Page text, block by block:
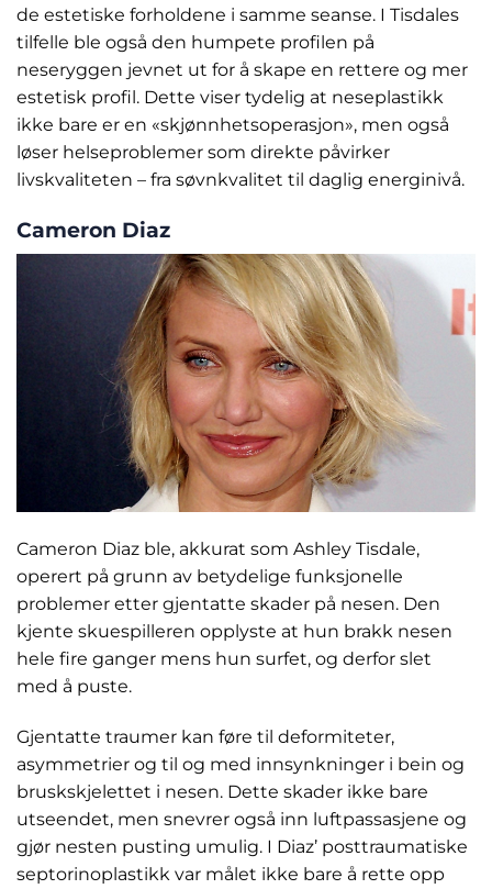
de estetiske forholdene i samme seanse. I Tisdales
tilfelle ble også den humpete profilen på
neseryggen jevnet ut for å skape en rettere og mer
estetisk profil. Dette viser tydelig at neseplastikk
ikke bare er en «skjønnhetsoperasjon», men også
løser helseproblemer som direkte påvirker
livskvaliteten – fra søvnkvalitet til daglig energinivå.
Cameron Diaz
Cameron Diaz ble, akkurat som Ashley Tisdale,
operert på grunn av betydelige funksjonelle
problemer etter gjentatte skader på nesen. Den
kjente skuespilleren opplyste at hun brakk nesen
hele fire ganger mens hun surfet, og derfor slet
med å puste.
Gjentatte traumer kan føre til deformiteter,
asymmetrier og til og med innsynkninger i bein og
bruskskjelettet i nesen. Dette skader ikke bare
utseendet, men snevrer også inn luftpassasjene og
gjør nesten pusting umulig. I Diaz’ posttraumatiske
septorinoplastikk var målet ikke bare å rette opp